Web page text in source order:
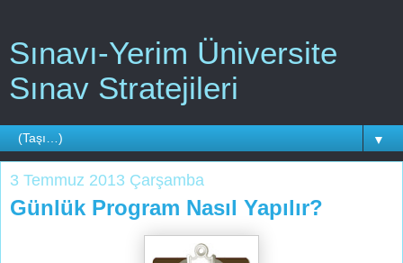
Sınavı-Yerim Üniversite
Sınav Stratejileri
▼
3 Temmuz 2013 Çarşamba
Günlük Program Nasıl Yapılır?